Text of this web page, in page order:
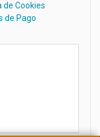
de Cookies
de Pago